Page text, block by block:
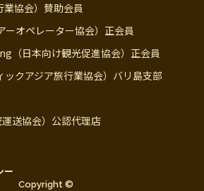
業協会）賛助会員
ーオペレーター協会）正会員
（日本向け観光促進協会）正会員
ックアジア旅行業協会）バリ島支部
運送協会）公認代理店
ー
Copyright ©